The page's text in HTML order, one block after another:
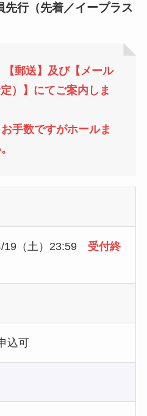
行（先着／イープラス
郵送】及び【メール
）】にてご案内しま
手数ですがホールま
19（土）23:59 受付終
込可